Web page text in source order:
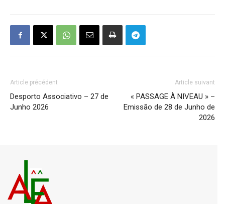
Article précédent
Desporto Associativo – 27 de
Junho 2026
Article suivant
« PASSAGE À NIVEAU » –
Emissão de 28 de Junho de
2026